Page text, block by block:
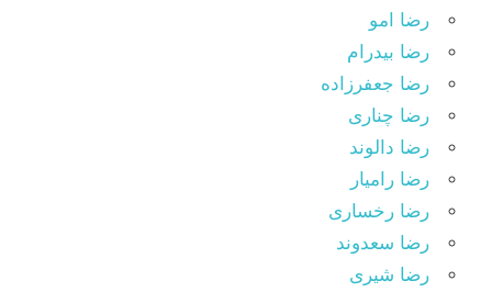
رضا امو
رضا بیدرام
رضا جعفرزاده
رضا چناری
رضا دالوند
رضا رامیار
رضا رخساری
رضا سعدوند
رضا شیری